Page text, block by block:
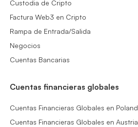
Custodia de Cripto
Factura Web3 en Cripto
Rampa de Entrada/Salida
Negocios
Cuentas Bancarias
Cuentas financieras globales
Cuentas Financieras Globales en Poland
Cuentas Financieras Globales en Austria